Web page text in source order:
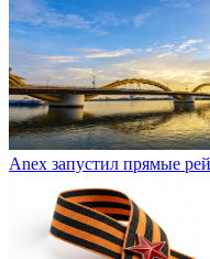
Anex запустил прямые